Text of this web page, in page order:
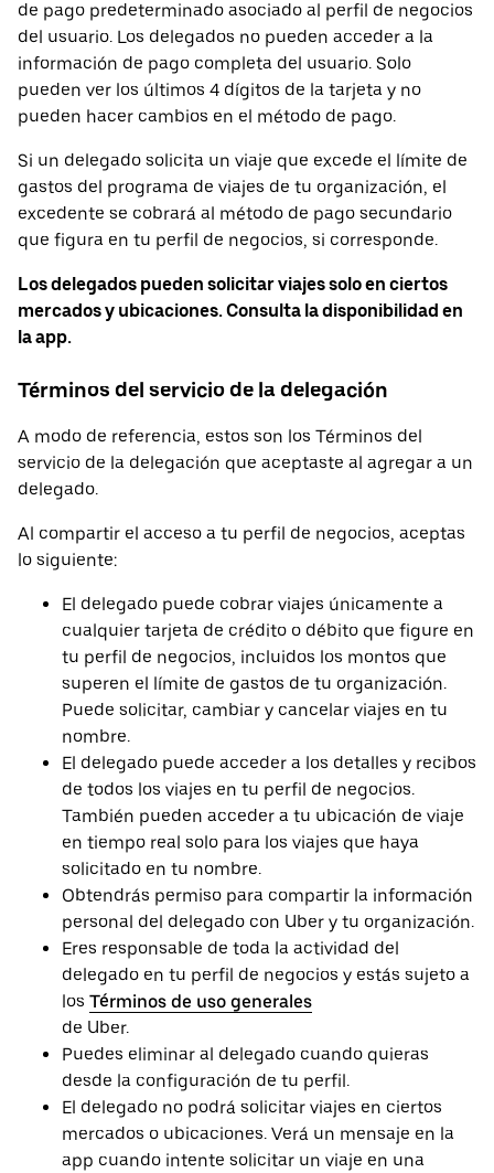
de pago predeterminado asociado al perfil de negocios
del usuario. Los delegados no pueden acceder a la
información de pago completa del usuario. Solo
pueden ver los últimos 4 dígitos de la tarjeta y no
pueden hacer cambios en el método de pago.
Si un delegado solicita un viaje que excede el límite de
gastos del programa de viajes de tu organización, el
excedente se cobrará al método de pago secundario
que figura en tu perfil de negocios, si corresponde.
Los delegados pueden solicitar viajes solo en ciertos
mercados y ubicaciones. Consulta la disponibilidad en
la app.
Términos del servicio de la delegación
A modo de referencia, estos son los Términos del
servicio de la delegación que aceptaste al agregar a un
delegado.
Al compartir el acceso a tu perfil de negocios, aceptas
lo siguiente:
El delegado puede cobrar viajes únicamente a
cualquier tarjeta de crédito o débito que figure en
tu perfil de negocios, incluidos los montos que
superen el límite de gastos de tu organización.
Puede solicitar, cambiar y cancelar viajes en tu
nombre.
El delegado puede acceder a los detalles y recibos
de todos los viajes en tu perfil de negocios.
También pueden acceder a tu ubicación de viaje
en tiempo real solo para los viajes que haya
solicitado en tu nombre.
Obtendrás permiso para compartir la información
personal del delegado con Uber y tu organización.
Eres responsable de toda la actividad del
delegado en tu perfil de negocios y estás sujeto a
los Términos de uso generales
de Uber.
Puedes eliminar al delegado cuando quieras
desde la configuración de tu perfil.
El delegado no podrá solicitar viajes en ciertos
mercados o ubicaciones. Verá un mensaje en la
app cuando intente solicitar un viaje en una